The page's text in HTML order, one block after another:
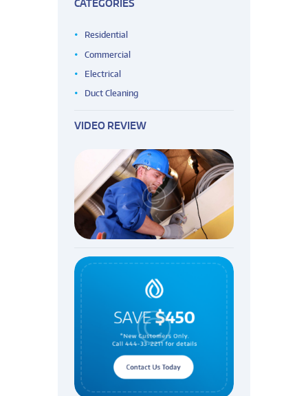
CATEGORIES
Residential
Commercial
Electrical
Duct Cleaning
VIDEO REVIEW